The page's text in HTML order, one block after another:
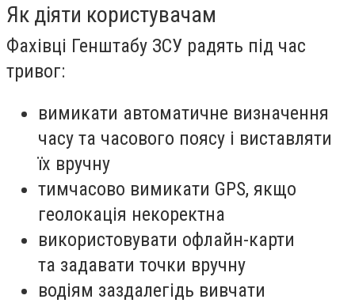
Як діяти користувачам
Фахівці Генштабу ЗСУ радять під час
тривог:
вимикати автоматичне визначення
часу та часового поясу і виставляти
їх вручну
тимчасово вимикати GPS, якщо
геолокація некоректна
використовувати офлайн-карти
та задавати точки вручну
водіям заздалегідь вивчати